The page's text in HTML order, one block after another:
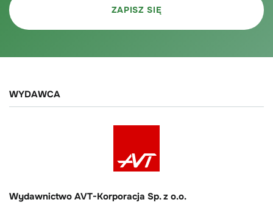
WYDAWCA
Wydawnictwo AVT-Korporacja Sp. z o.o.